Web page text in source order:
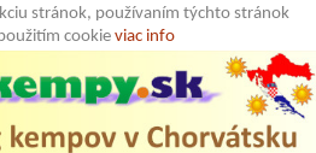
stránok, používaním týchto stránok
cookieviac info